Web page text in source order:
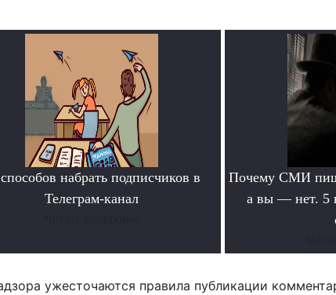
набрать подписчиков в
Телеграм-канал
Почему СМИ
а вы — нет. 5
ужесточаются правила публикации